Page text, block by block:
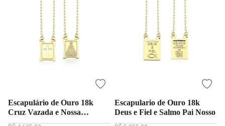
Escapulário de Ouro 18k
Cruz Vazada e Nossa
Senhora Aparecida
Escapulario de Ouro 18k
Deus e Fiel e Salmo Pai Nosso